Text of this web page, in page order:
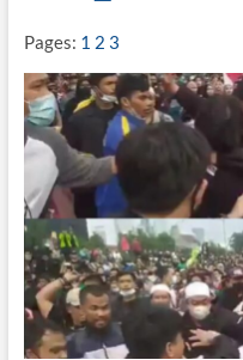
R
A
H
A
S
A
Pages: 1 2 3